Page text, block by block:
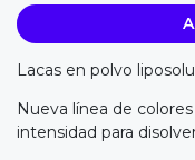
Lacas en polvo
Nueva línea de
intensidad para